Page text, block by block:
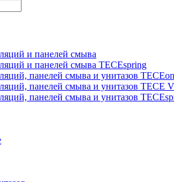
и панелей смыва
и панелей смыва TECEspring
панелей смыва и унитазов
панелей смыва и унитазов ТЕСЕ
панелей смыва и унитазов